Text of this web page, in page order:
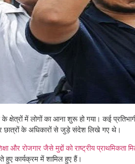
में लोगों का आना शुरू हो गया। कई
और छात्रों के अधिकारों से जुड़े संदेश लिखे गए थे।
और रोजगार जैसे मुद्दों को राष्ट्रीय प्राथमिकता
हुए कार्यक्रम में शामिल हुए हैं।